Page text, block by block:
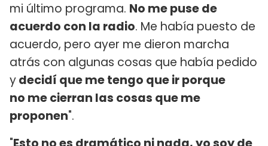
mi último programa. No me puse de
acuerdo con la radio. Me había puesto de
acuerdo, pero ayer me dieron marcha
atrás con algunas cosas que había pedido
ydecidí que me tengo que ir porque
no me cierran las cosas que me
proponen".